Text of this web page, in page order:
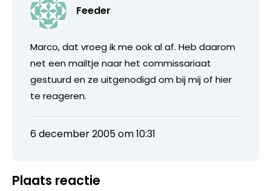
Feeder
Marco, dat vroeg ik me ook al af. Heb daarom
net een mailtje naar het commissariaat
gestuurd en ze uitgenodigd om bij mij of hier
te reageren.
6 december 2005 om 10:31
Plaats reactie